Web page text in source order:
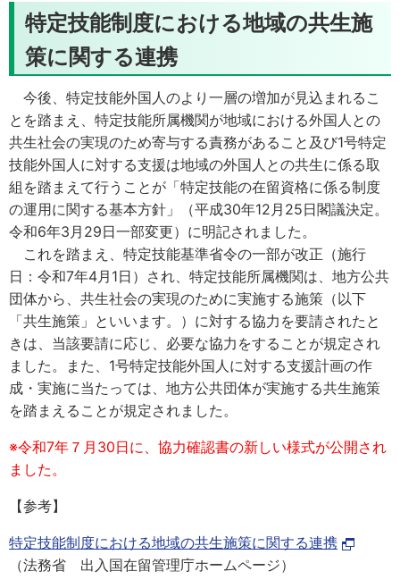
特定技能制度における地域の共生施
策に関する連携
今後、特定技能外国人のより一層の増加が見込まれるこ
とを踏まえ、特定技能所属機関が地域における外国人との
共生社会の実現のため寄与する責務があること及び1号特定
技能外国人に対する支援は地域の外国人との共生に係る取
組を踏まえて行うことが「特定技能の在留資格に係る制度
の運用に関する基本方針」（平成30年12月25日閣議決定。
令和6年3月29日一部変更）に明記されました。
これを踏まえ、特定技能基準省令の一部が改正（施行
日：令和7年4月1日）され、特定技能所属機関は、地方公共
団体から、共生社会の実現のために実施する施策（以下
「共生施策」といいます。）に対する協力を要請されたと
きは、当該要請に応じ、必要な協力をすることが規定され
ました。また、1号特定技能外国人に対する支援計画の作
成・実施に当たっては、地方公共団体が実施する共生施策
を踏まえることが規定されました。
※令和7年７月30日に、協力確認書の新しい様式が公開され
ました。
【参考】
特定技能制度における地域の共生施策に関する連携
（法務省 出入国在留管理庁ホームページ）